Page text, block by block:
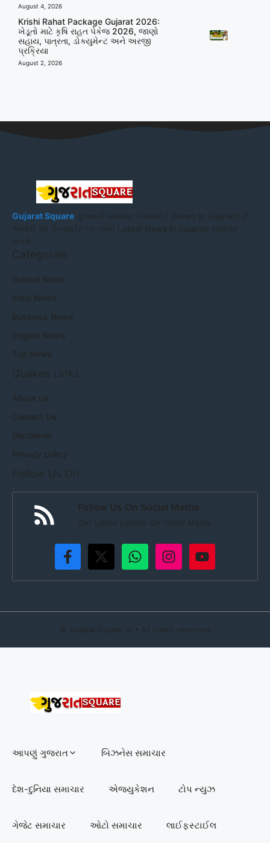
August 4, 2026
Krishi Rahat Package Gujarat 2026:
ખેડૂતો માટે કૃષિ રાહત પેકેજ 2026, જાણો
સહાય, પાત્રતા, ડોક્યુમેન્ટ અને અરજી
પ્રક્રિયા
August 2, 2026
Gujarat Square ગુજરાતી સમાચાર વેબસાઈટ (News in Gujarati) છે.
અમારી આ વેબસાઈટ પર તમને Latest News in Gujarati સમાચાર
મળશે.
Categories
Gujarat News
India News
Business News
English News
Top News
Quakes Links
About Us
Contact Us
Disclaimer
Privacy policy
Follow Us On
Follow Us On Social Media
Get Latest Update On Social Media
© GujaratSquare.in • All rights reserved
આપણું ગુજરાત બિઝનેસ સમાચાર
દેશ-દુનિયા સમાચાર એજ્યુકેશન ટોપ ન્યુઝ
ગેજેટ સમાચાર ઓટો સમાચાર લાઈફસ્ટાઈલ